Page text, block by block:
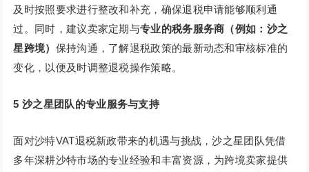
及时按照要求进行整改和补充，确保退税申请能够顺利通
过。同时，建议卖家定期与专业的税务服务商（例如：沙之
星跨境） 保持沟通，了解退税政策的最新动态和审核标准的
变化，以便及时调整退税操作策略。
5 沙之星团队的专业服务与支持
面对沙特VAT退税新政带来的机遇与挑战，沙之星团队凭借
多年深耕沙特市场的专业经验和丰富资源，为跨境卖家提供